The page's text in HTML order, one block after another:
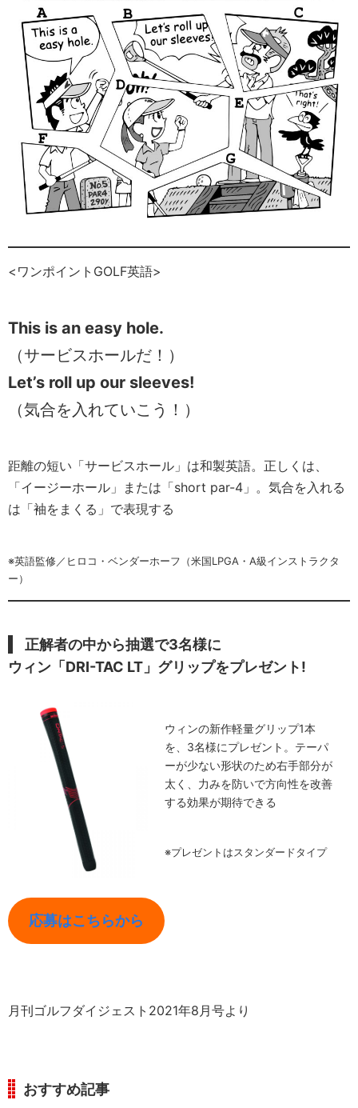
<ワンポイントGOLF英語>
This is an easy hole.
（サービスホールだ！）
Let’s roll up our sleeves!
（気合を入れていこう！）
距離の短い「サービスホール」は和製英語。正しくは、
「イージーホール」または「short par-4」。気合を入れる
は「袖をまくる」で表現する
※英語監修／ヒロコ・ベンダーホーフ（米国LPGA・A級インストラクタ
ー）
正解者の中から抽選で3名様に
ウィン「DRI-TAC LT」グリップをプレゼント!
ウィンの新作軽量グリップ1本
を、3名様にプレゼント。テーパ
ーが少ない形状のため右手部分が
太く、力みを防いで方向性を改善
する効果が期待できる
※プレゼントはスタンダードタイプ
応募はこちらから
月刊ゴルフダイジェスト2021年8月号より
おすすめ記事